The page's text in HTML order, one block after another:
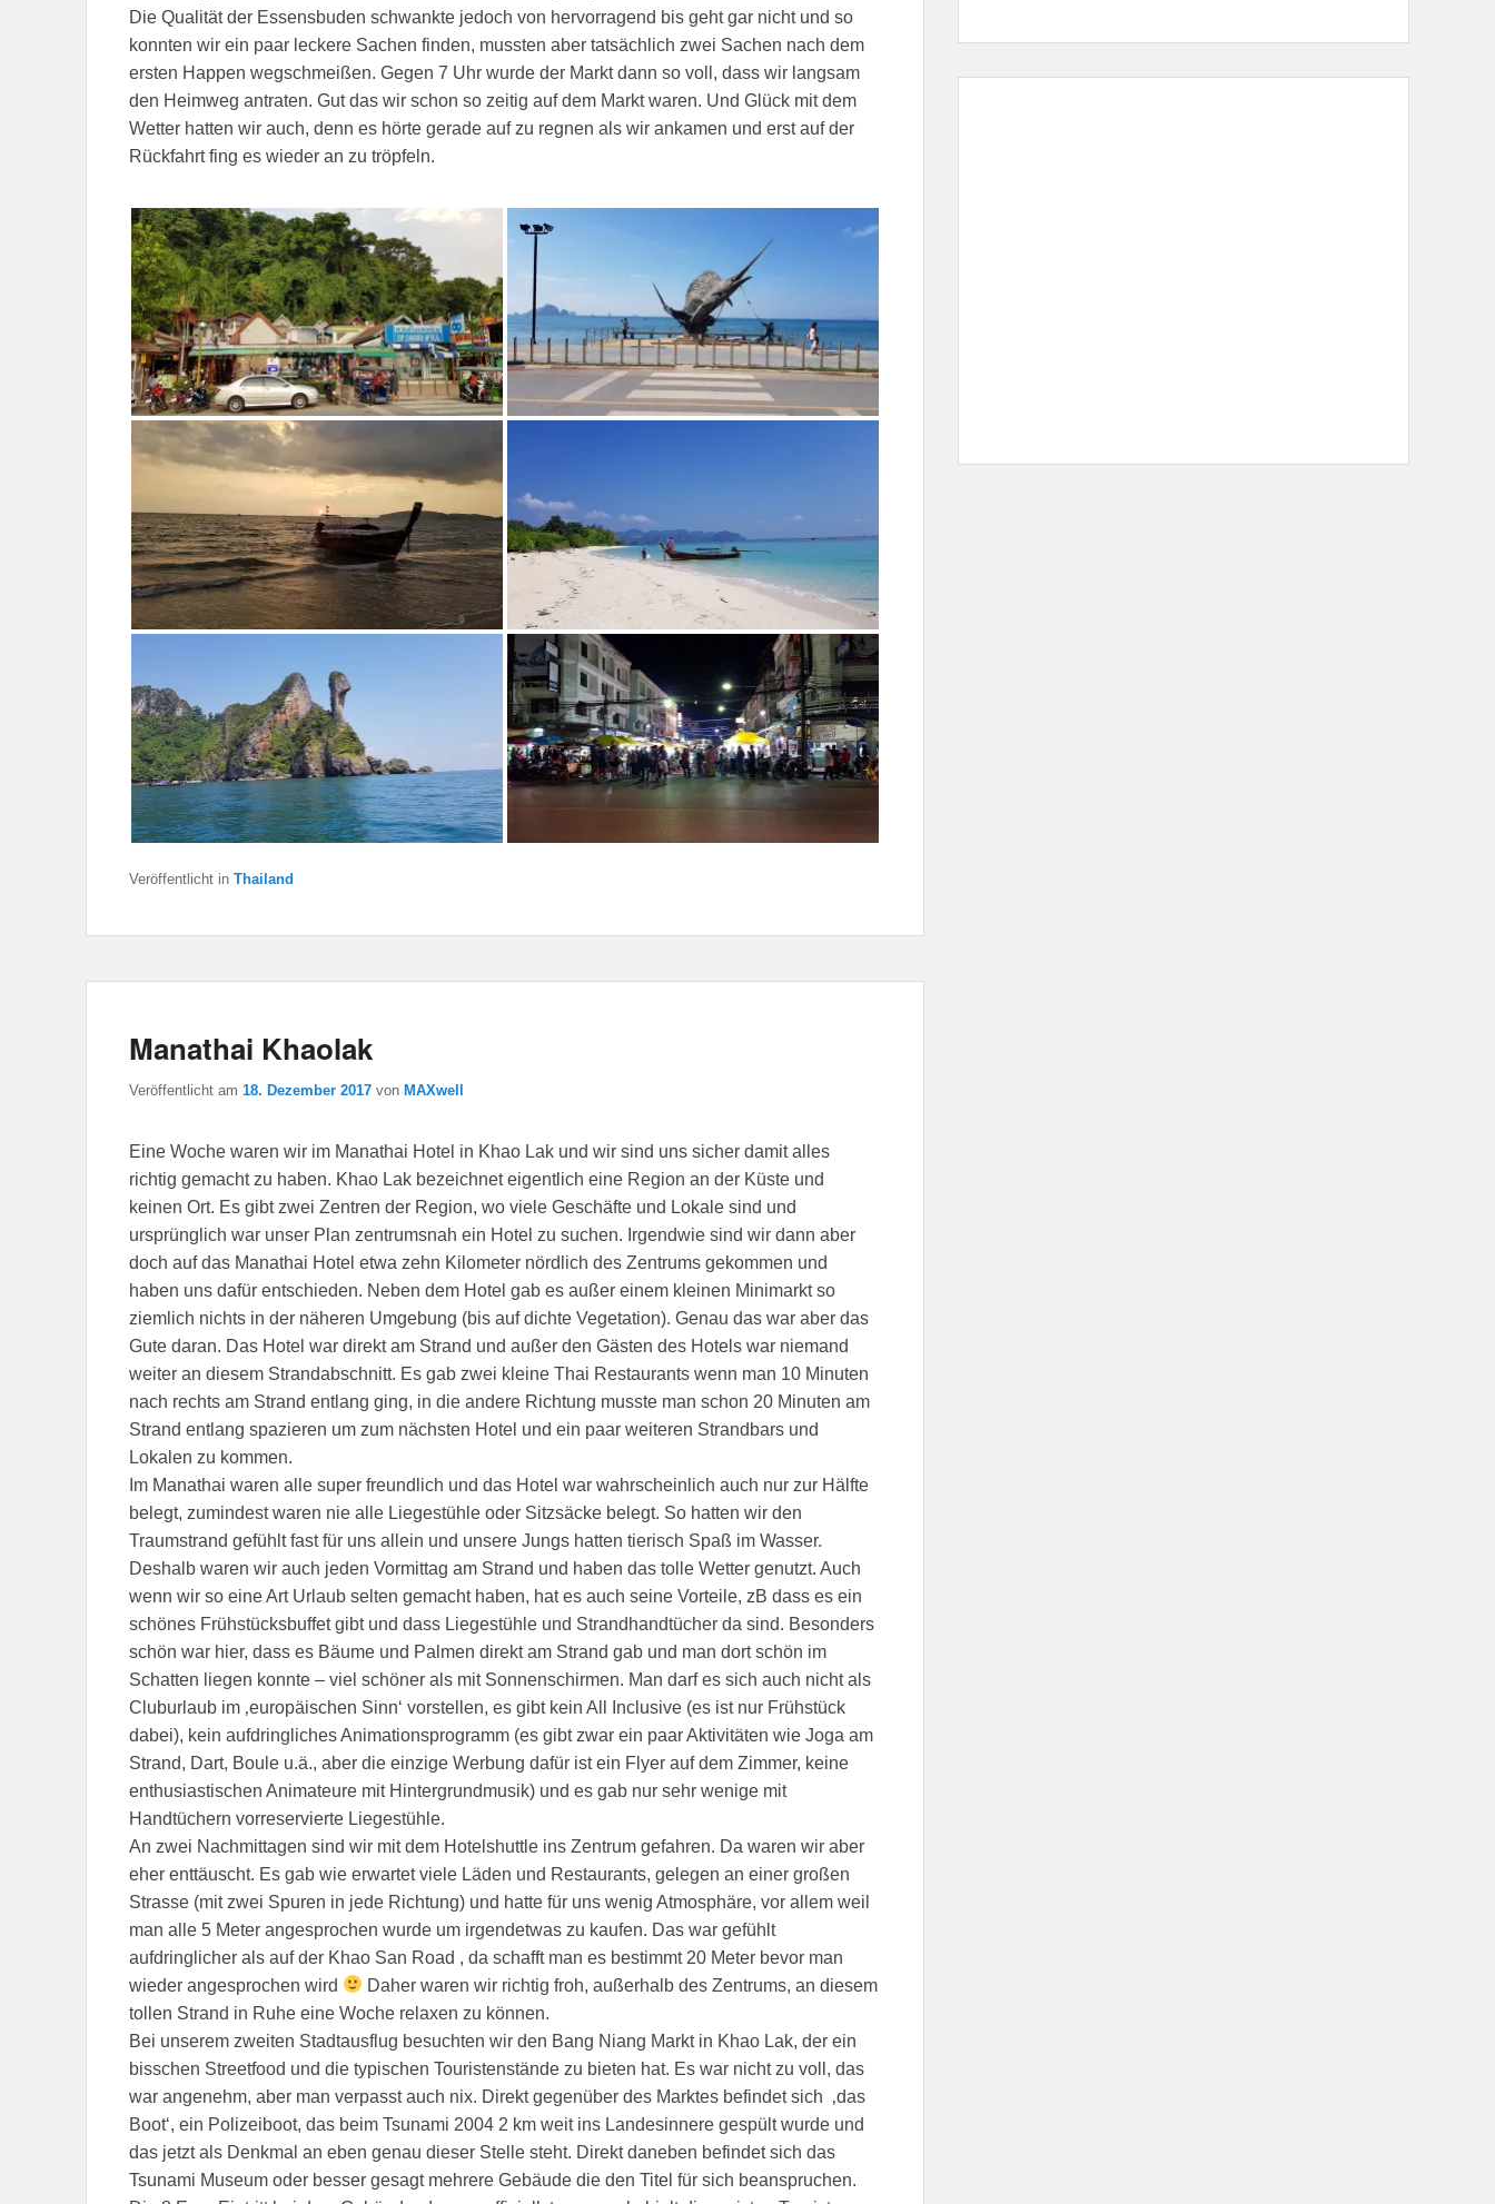
Die Qualität der Essensbuden schwankte jedoch von hervorragend bis geht gar nicht und so
konnten wir ein paar leckere Sachen finden, mussten aber tatsächlich zwei Sachen nach dem
ersten Happen wegschmeißen. Gegen 7 Uhr wurde der Markt dann so voll, dass wir langsam
den Heimweg antraten. Gut das wir schon so zeitig auf dem Markt waren. Und Glück mit dem
Wetter hatten wir auch, denn es hörte gerade auf zu regnen als wir ankamen und erst auf der
Rückfahrt fing es wieder an zu tröpfeln.
Veröffentlicht in Thailand
Manathai Khaolak
Veröffentlicht am 18. Dezember 2017 von MAXwell
Eine Woche waren wir im Manathai Hotel in Khao Lak und wir sind uns sicher damit alles
richtig gemacht zu haben. Khao Lak bezeichnet eigentlich eine Region an der Küste und
keinen Ort. Es gibt zwei Zentren der Region, wo viele Geschäfte und Lokale sind und
ursprünglich war unser Plan zentrumsnah ein Hotel zu suchen. Irgendwie sind wir dann aber
doch auf das Manathai Hotel etwa zehn Kilometer nördlich des Zentrums gekommen und
haben uns dafür entschieden. Neben dem Hotel gab es außer einem kleinen Minimarkt so
ziemlich nichts in der näheren Umgebung (bis auf dichte Vegetation). Genau das war aber das
Gute daran. Das Hotel war direkt am Strand und außer den Gästen des Hotels war niemand
weiter an diesem Strandabschnitt. Es gab zwei kleine Thai Restaurants wenn man 10 Minuten
nach rechts am Strand entlang ging, in die andere Richtung musste man schon 20 Minuten am
Strand entlang spazieren um zum nächsten Hotel und ein paar weiteren Strandbars und
Lokalen zu kommen.
Im Manathai waren alle super freundlich und das Hotel war wahrscheinlich auch nur zur Hälfte
belegt, zumindest waren nie alle Liegestühle oder Sitzsäcke belegt. So hatten wir den
Traumstrand gefühlt fast für uns allein und unsere Jungs hatten tierisch Spaß im Wasser.
Deshalb waren wir auch jeden Vormittag am Strand und haben das tolle Wetter genutzt. Auch
wenn wir so eine Art Urlaub selten gemacht haben, hat es auch seine Vorteile, zB dass es ein
schönes Frühstücksbuffet gibt und dass Liegestühle und Strandhandtücher da sind. Besonders
schön war hier, dass es Bäume und Palmen direkt am Strand gab und man dort schön im
Schatten liegen konnte – viel schöner als mit Sonnenschirmen. Man darf es sich auch nicht als
Cluburlaub im ‚europäischen Sinn‘ vorstellen, es gibt kein All Inclusive (es ist nur Frühstück
dabei), kein aufdringliches Animationsprogramm (es gibt zwar ein paar Aktivitäten wie Joga am
Strand, Dart, Boule u.ä., aber die einzige Werbung dafür ist ein Flyer auf dem Zimmer, keine
enthusiastischen Animateure mit Hintergrundmusik) und es gab nur sehr wenige mit
Handtüchern vorreservierte Liegestühle.
An zwei Nachmittagen sind wir mit dem Hotelshuttle ins Zentrum gefahren. Da waren wir aber
eher enttäuscht. Es gab wie erwartet viele Läden und Restaurants, gelegen an einer großen
Strasse (mit zwei Spuren in jede Richtung) und hatte für uns wenig Atmosphäre, vor allem weil
man alle 5 Meter angesprochen wurde um irgendetwas zu kaufen. Das war gefühlt
aufdringlicher als auf der Khao San Road , da schafft man es bestimmt 20 Meter bevor man
wieder angesprochen wird
Daher waren wir richtig froh, außerhalb des Zentrums, an diesem
tollen Strand in Ruhe eine Woche relaxen zu können.
Bei unserem zweiten Stadtausflug besuchten wir den Bang Niang Markt in Khao Lak, der ein
bisschen Streetfood und die typischen Touristenstände zu bieten hat. Es war nicht zu voll, das
war angenehm, aber man verpasst auch nix. Direkt gegenüber des Marktes befindet sich ‚das
Boot‘, ein Polizeiboot, das beim Tsunami 2004 2 km weit ins Landesinnere gespült wurde und
das jetzt als Denkmal an eben genau dieser Stelle steht. Direkt daneben befindet sich das
Tsunami Museum oder besser gesagt mehrere Gebäude die den Titel für sich beanspruchen.